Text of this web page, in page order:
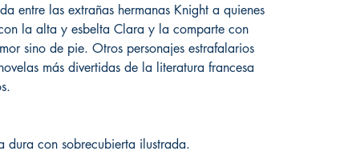
entre las extrañas hermanas Knight a quienes
la alta y esbelta Clara y la comparte con
sino de pie. Otros personajes estrafalarios
más divertidas de la literatura francesa
dura con sobrecubierta ilustrada.